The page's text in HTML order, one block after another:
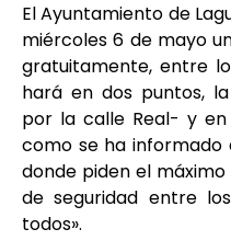
El Ayuntamiento de
miércoles 6 de mayo
gratuitamente, entre
hará en dos puntos,
por la calle Real- y
como se ha informado
donde piden el
de seguridad entre
todos».